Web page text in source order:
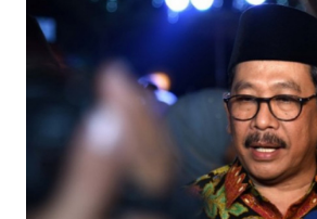
SAINS-TEKNO
KESEHATAN
INTERNASIONAL